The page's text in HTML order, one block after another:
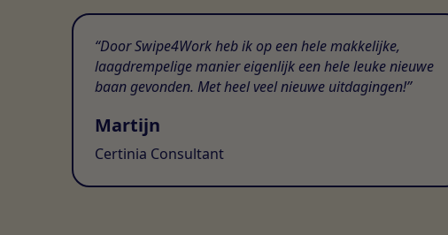
Door Swipe4Work heb ik op een hele makkelijke,
laagdrempelige manier eigenlijk een hele leuke nieuwe
baan gevonden. Met heel veel nieuwe uitdagingen!
Martijn
Certinia Consultant